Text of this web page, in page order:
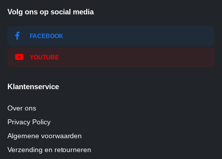
Volg ons op social media
FACEBOOK
YOUTUBE
Klantenservice
Over ons
Privacy Policy
Algemene voorwaarden
Verzending en retourneren